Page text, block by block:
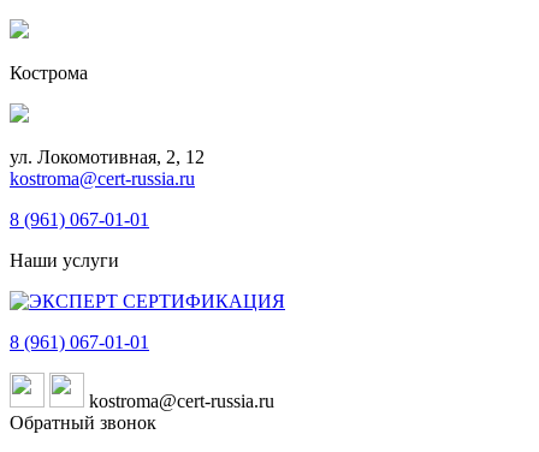
Кострома
ул. Локомотивная, 2, 12
kostroma@cert-russia.ru
8 (961) 067-01-01
Наши услуги
8 (961) 067-01-01
kostroma@cert-russia.ru
Обратный звонок